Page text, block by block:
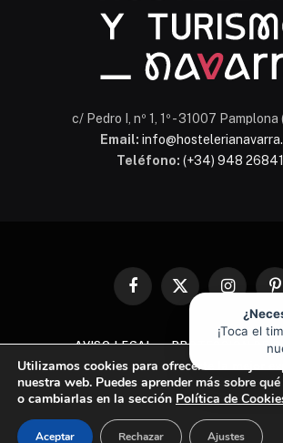
¡Toca el
c/ Pedro I, nº 1, 1º - 31007 Pamplona
Email:
Teléfono: (+34) 948
Facebook
X
(Twitter)
Instagram
AVISO LEGAL PROTECCIÓN DE
POLÍTICA DE COOKIES
© 2026 Asociación de Hostelería y
Utilizamos cookies para ofrecerte la mejor
nuestra web. Puedes aprender más sobre
o cambiarlas en la sección Política de
Aceptar Rechazar Ajustes